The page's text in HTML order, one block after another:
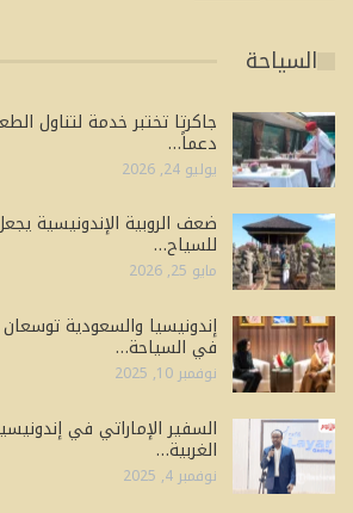
السياحة
جاكرتا تختبر خدمة لتناول
دعماً…
يوليو 24, 2026
ضعف الروبية الإندونيسية
للسياح…
مايو 25, 2026
إندونيسيا والسعودية توسعان
في السياحة…
نوفمبر 10, 2025
السفير الإماراتي في
الغربية…
نوفمبر 4, 2025